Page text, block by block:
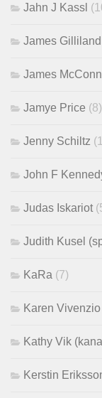
Jahn J Kassl
James Gilliland
James
Jamye Price (8)
Jenny Schiltz
John F
Judas Iskariot
Judith Kusel
KaRa (7)
Karen Vivenzio
Kathy Vik
Kerstin